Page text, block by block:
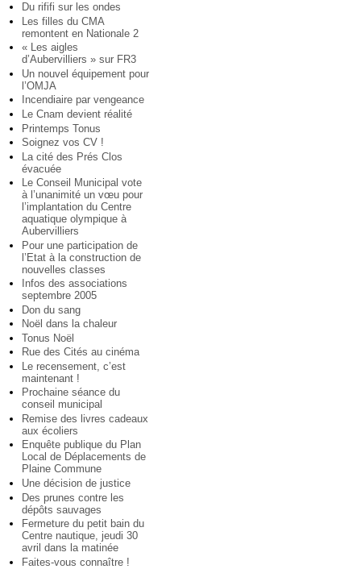
Du rififi sur les ondes
Les filles du CMA
remontent en Nationale 2
« Les aigles
d’Aubervilliers » sur FR3
Un nouvel équipement pour
l’OMJA
Incendiaire par vengeance
Le Cnam devient réalité
Printemps Tonus
Soignez vos CV !
La cité des Prés Clos
évacuée
Le Conseil Municipal vote
à l’unanimité un vœu pour
l’implantation du Centre
aquatique olympique à
Aubervilliers
Pour une participation de
l’Etat à la construction de
nouvelles classes
Infos des associations
septembre 2005
Don du sang
Noël dans la chaleur
Tonus Noël
Rue des Cités au cinéma
Le recensement, c’est
maintenant !
Prochaine séance du
conseil municipal
Remise des livres cadeaux
aux écoliers
Enquête publique du Plan
Local de Déplacements de
Plaine Commune
Une décision de justice
Des prunes contre les
dépôts sauvages
Fermeture du petit bain du
Centre nautique, jeudi 30
avril dans la matinée
Faites-vous connaître !